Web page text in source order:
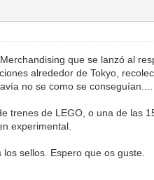
que se lanzó al
alrededor de Tokyo,
no se como se conseguían....
trenes de LEGO, o una de las
experimental.
sellos. Espero que os guste.